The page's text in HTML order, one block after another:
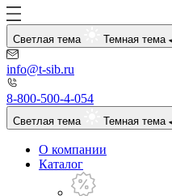
Светлая тема Темная тема
info@t-sib.ru
8-800-500-4-054
Светлая тема Темная тема
О компании
Каталог